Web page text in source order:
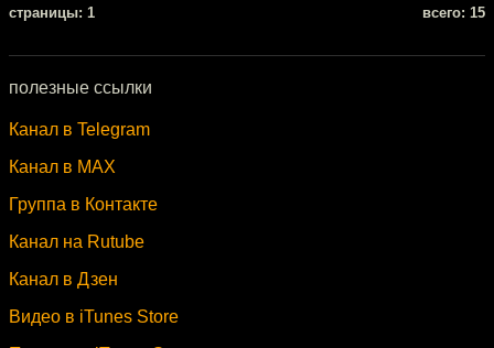
cтраницы: 1 всего: 15
полезные ссылки
Канал в Telegram
Канал в MAX
Группа в Контакте
Канал на Rutube
Канал в Дзен
Видео в iTunes Store